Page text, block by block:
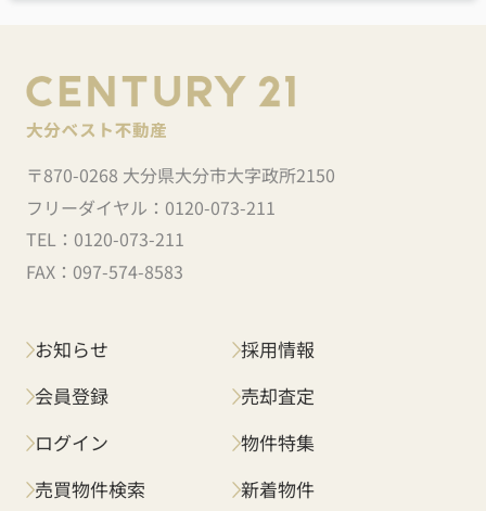
〒870-0268 大分県大分市大字政所2150
フリーダイヤル： 0120-073-211
TEL： 0120-073-211
FAX： 097-574-8583
お知らせ
会員登録
ログイン
売買物件検索
採用情報
売却査定
物件特集
新着物件